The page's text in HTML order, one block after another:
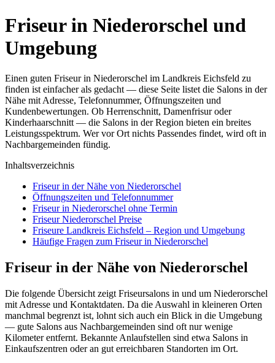
Friseur in Niederorschel und
Umgebung
Einen guten Friseur in Niederorschel im Landkreis Eichsfeld zu
finden ist einfacher als gedacht — diese Seite listet die Salons in der
Nähe mit Adresse, Telefonnummer, Öffnungszeiten und
Kundenbewertungen. Ob Herrenschnitt, Damenfrisur oder
Kinderhaarschnitt — die Salons in der Region bieten ein breites
Leistungsspektrum. Wer vor Ort nichts Passendes findet, wird oft in
Nachbargemeinden fündig.
Inhaltsverzeichnis
Friseur in der Nähe von Niederorschel
Öffnungszeiten und Telefonnummer
Friseur in Niederorschel ohne Termin
Friseur Niederorschel Preise
Friseure Landkreis Eichsfeld – Region und Umgebung
Häufige Fragen zum Friseur in Niederorschel
Friseur in der Nähe von Niederorschel
Die folgende Übersicht zeigt Friseursalons in und um Niederorschel
mit Adresse und Kontaktdaten. Da die Auswahl in kleineren Orten
manchmal begrenzt ist, lohnt sich auch ein Blick in die Umgebung
— gute Salons aus Nachbargemeinden sind oft nur wenige
Kilometer entfernt. Bekannte Anlaufstellen sind etwa Salons in
Einkaufszentren oder an gut erreichbaren Standorten im Ort.